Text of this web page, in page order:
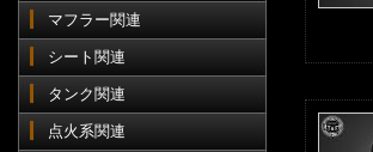
マフラー関連
シート関連
タンク関連
点火系関連